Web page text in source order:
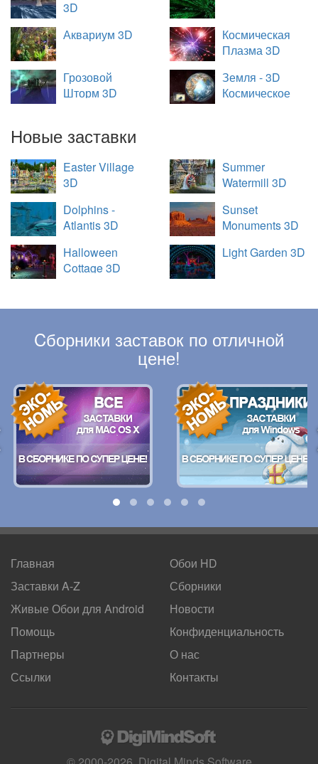
3D
Аквариум 3D
Космическая
Плазма 3D
Грозовой
Шторм 3D
Земля - 3D
Космическое
Новые заставки
Easter Village
3D
Summer
Watermill 3D
Dolphins -
Atlantis 3D
Sunset
Monuments 3D
Halloween
Cottage 3D
Light Garden 3D
Cборники заставок по отличной
цене!
Главная
Заставки A-Z
Живые Обои для Android
Обои HD
Сборники
Новости
Помощь
Партнеры
Ссылки
Конфиденциальность
О нас
Контакты